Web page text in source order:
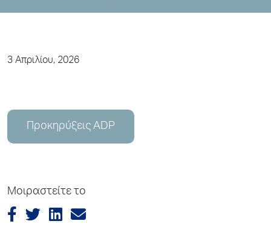
3 Απριλίου, 2026
Προκηρύξεις ADP
Μοιραστείτε το